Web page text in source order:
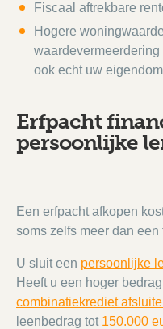
Fiscaal aftrekbare
Hogere
ook echt uw
Erfpacht
persoonlijke
Een erfpacht afkopen
soms zelfs meer dan een
U sluit een persoonlijke
Heeft u een hoger
combinatiekrediet
leenbedrag tot 150.000